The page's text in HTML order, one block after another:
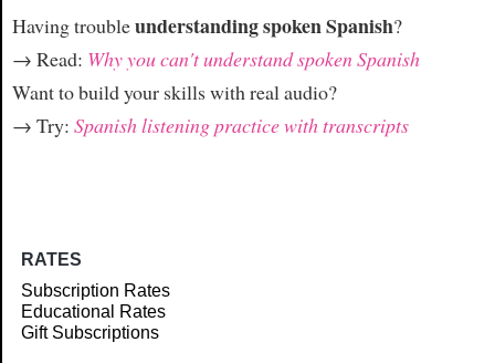
Having troubleunderstanding spoken Spanish?
→ Read: Why you can't understand spoken Spanish
Want to build your skills with real audio?
→ Try: Spanish listening practice with transcripts
RATES
Subscription Rates
Educational Rates
Gift Subscriptions